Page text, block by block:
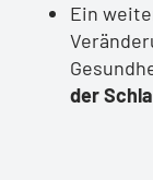
Ein
der